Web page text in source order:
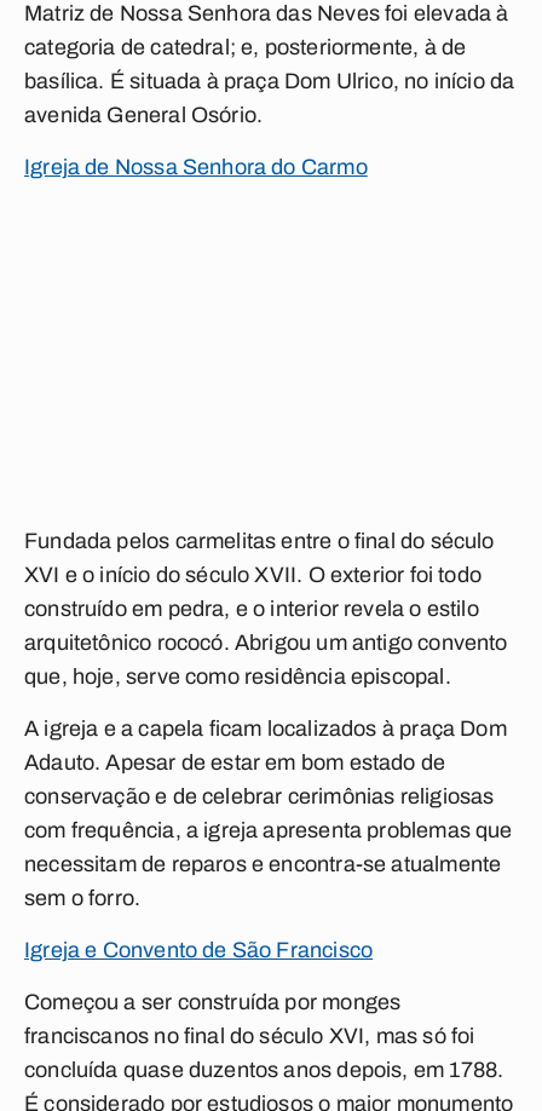
Matriz de Nossa Senhora das Neves foi elevada à
categoria de catedral; e, posteriormente, à de
basílica. É situada à praça Dom Ulrico, no início da
avenida General Osório.
Igreja de Nossa Senhora do Carmo
Fundada pelos carmelitas entre o final do século
XVI e o início do século XVII. O exterior foi todo
construído em pedra, e o interior revela o estilo
arquitetônico rococó. Abrigou um antigo convento
que, hoje, serve como residência episcopal.
A igreja e a capela ficam localizados à praça Dom
Adauto. Apesar de estar em bom estado de
conservação e de celebrar cerimônias religiosas
com frequência, a igreja apresenta problemas que
necessitam de reparos e encontra-se atualmente
sem o forro.
Igreja e Convento de São Francisco
Começou a ser construída por monges
franciscanos no final do século XVI, mas só foi
concluída quase duzentos anos depois, em 1788.
É considerado por estudiosos o maior monumento